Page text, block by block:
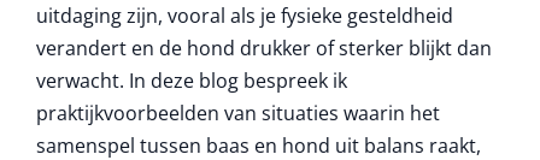
uitdaging zijn, vooral als je fysieke gesteldheid
verandert en de hond drukker of sterker blijkt dan
verwacht. In deze blog bespreek ik
praktijkvoorbeelden van situaties waarin het
samenspel tussen baas en hond uit balans raakt,